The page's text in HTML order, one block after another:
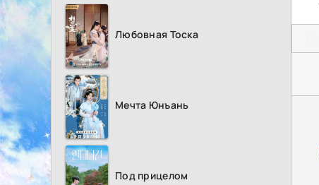
Любовная Тоска
Мечта Юнъань
Под прицелом